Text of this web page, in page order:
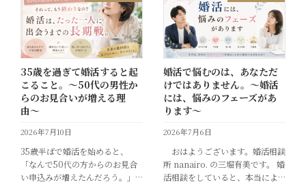
35歳を過ぎて婚活すると起
こること。〜50代の男性か
らのお見合いが増える理
由〜
2026年7月10日
35歳半ばで婚活を始めると、
「なんで50代の方からのお見合
い申込みが増えたんだろう。」
婚活で悩むのは、あなただ
けではありません。〜婚活
には、悩みのフェーズがあ
ります〜
2026年7月6日
おはようございます。婚活相談
所 nanairo. の三堀有美です。 婚
活相談をしていると、本当によ